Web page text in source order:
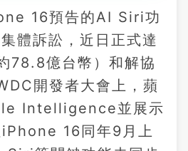
16預告的AI Siri功
體訴訟，近日正式達
78.8億台幣）和解協
開發者大會上，蘋
Intelligence並展示
16同年9月上